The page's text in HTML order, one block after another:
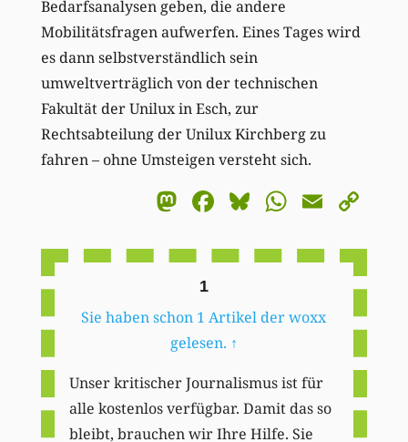
Bedarfsanalysen geben, die andere
Mobilitätsfragen aufwerfen. Eines Tages wird
es dann selbstverständlich sein
umweltverträglich von der technischen
Fakultät der Unilux in Esch, zur
Rechtsabteilung der Unilux Kirchberg zu
fahren – ohne Umsteigen versteht sich.
Mastodon
Facebook
BlueskyEmail
1
Sie haben schon 1 Artikel der woxx
gelesen. ↑
Unser kritischer Journalismus ist für
alle kostenlos verfügbar. Damit das so
bleibt, brauchen wir Ihre Hilfe. Sie